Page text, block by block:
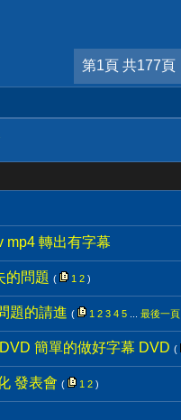
第1頁 共177頁
mp4 轉出有字幕
的問題 ( 1 2 )
題的請進 ( 1 2 3 4 5 最後一頁
簡單的做好字幕 DVD (
發表會 ( 1 2 )